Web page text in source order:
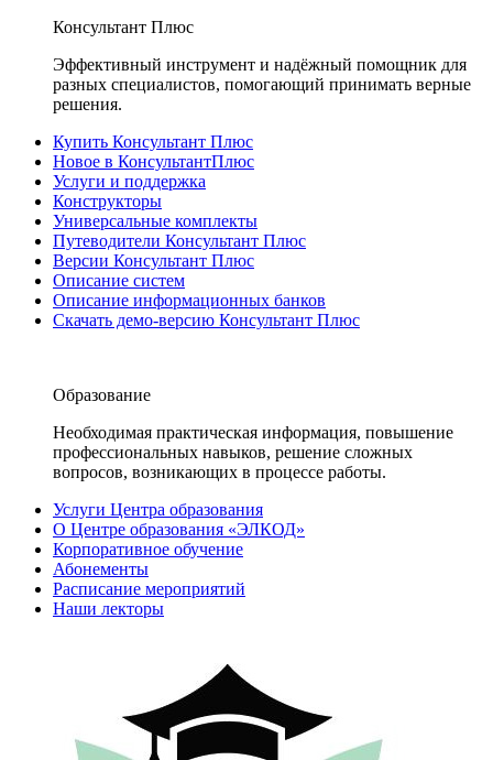
Консультант Плюс
Эффективный инструмент и надёжный помощник для
разных специалистов, помогающий принимать верные
решения.
Купить Консультант Плюс
Новое в КонсультантПлюс
Услуги и поддержка
Конструкторы
Универсальные комплекты
Путеводители Консультант Плюс
Версии Консультант Плюс
Описание систем
Описание информационных банков
Скачать демо-версию Консультант Плюс
Образование
Необходимая практическая информация, повышение
профессиональных навыков, решение сложных
вопросов, возникающих в процессе работы.
Услуги Центра образования
О Центре образования «ЭЛКОД»
Корпоративное обучение
Абонементы
Расписание мероприятий
Наши лекторы